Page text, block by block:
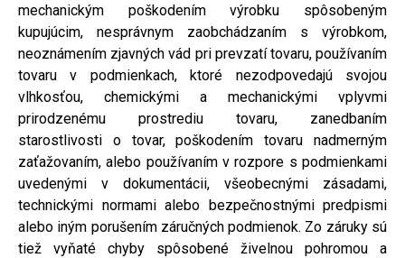
mechanickým poškodením výrobku spôsobeným
kupujúcim, nesprávnym zaobchádzaním s výrobkom,
neoznámením zjavných vád pri prevzatí tovaru, používaním
tovaru v podmienkach, ktoré nezodpovedajú svojou
vlhkosťou, chemickými a mechanickými vplyvmi
prirodzenému prostrediu tovaru, zanedbaním
starostlivosti o tovar, poškodením tovaru nadmerným
zaťažovaním, alebo používaním v rozpore s podmienkami
uvedenými v dokumentácii, všeobecnými zásadami,
technickými normami alebo bezpečnostnými predpismi
alebo iným porušením záručných podmienok. Zo záruky sú
tiež vyňaté chyby spôsobené živelnou pohromou a